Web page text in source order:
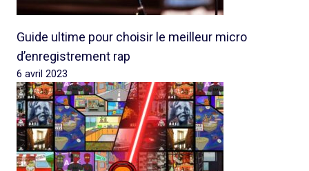
Guide ultime pour choisir le meilleur micro
d’enregistrement rap
6 avril 2023